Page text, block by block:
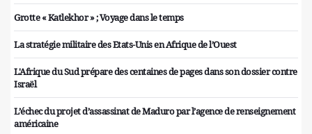
Grotte « Katlekhor » ; Voyage dans le temps
La stratégie militaire des Etats-Unis en Afrique de l’Ouest
L'Afrique du Sud prépare des centaines de pages dans son dossier contre
Israël
L’échec du projet d’assassinat de Maduro par l’agence de renseignement
américaine